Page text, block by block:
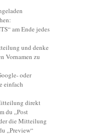
am Ende jedes
und denke
Vornamen zu
oder
einfach
direkt
du „Post
die Mitteilung
„Preview“